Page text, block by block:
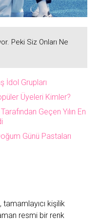
Peki Siz Onları Ne
İdol Grupları
Üyeleri Kimler?
Geçen Yılın En
Günü Pastaları
tamamlayıcı kişilik
resmi bir renk